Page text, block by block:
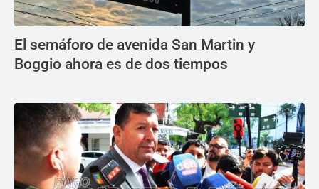
El semáforo de avenida San Martin y
Boggio ahora es de dos tiempos